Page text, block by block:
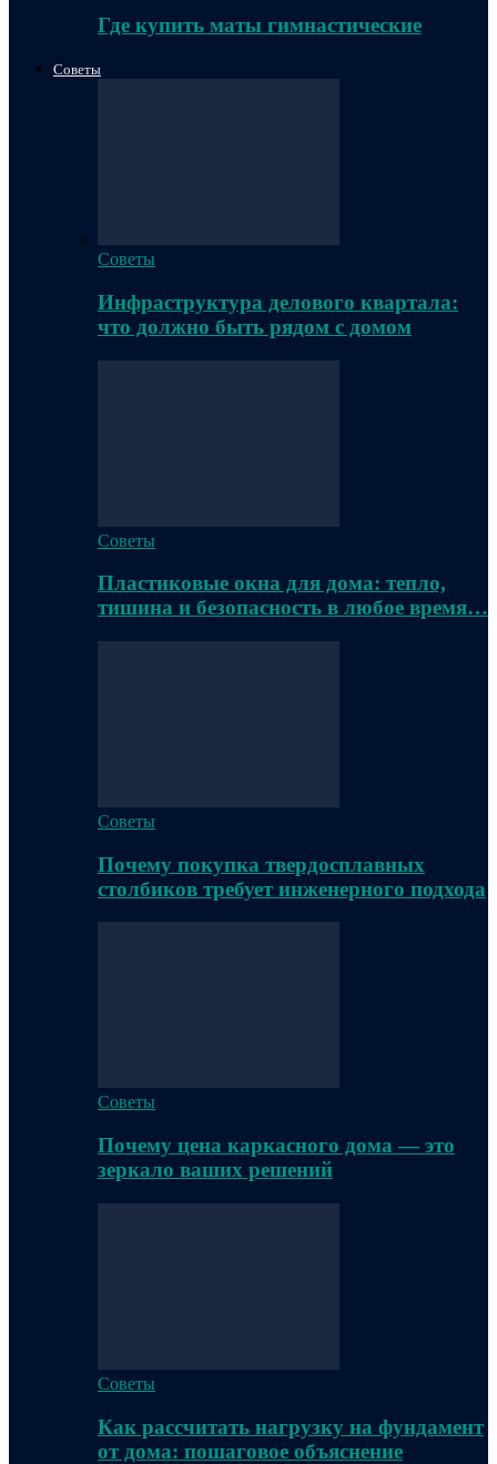
Где купить маты гимнастические
Советы
Советы
Инфраструктура делового квартала:
что должно быть рядом с домом
Советы
Пластиковые окна для дома: тепло,
тишина и безопасность в любое время…
Советы
Почему покупка твердосплавных
столбиков требует инженерного подхода
Советы
Почему цена каркасного дома — это
зеркало ваших решений
Советы
Как рассчитать нагрузку на фундамент
от дома: пошаговое объяснение